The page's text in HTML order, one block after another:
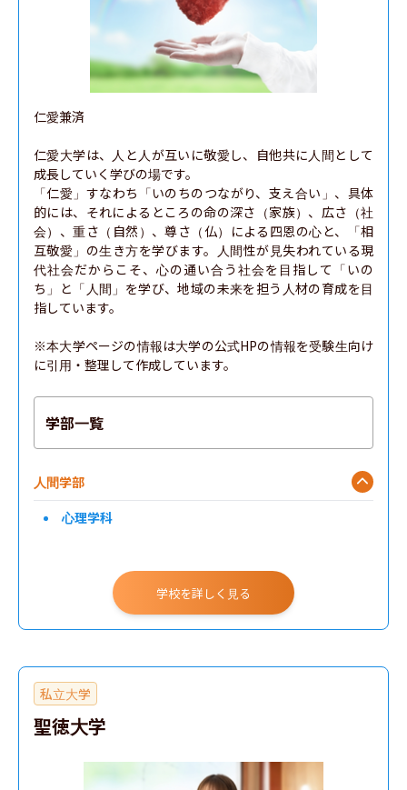
仁愛兼済
仁愛大学は、人と人が互いに敬愛し、自他共に人間として
成長していく学びの場です。
「仁愛」すなわち「いのちのつながり、支え合い」、具体
的には、それによるところの命の深さ（家族）、広さ（社
会）、重さ（自然）、尊さ（仏）による四恩の心と、「相
互敬愛」の生き方を学びます。人間性が見失われている現
代社会だからこそ、心の通い合う社会を目指して「いの
ち」と「人間」を学び、地域の未来を担う人材の育成を目
指しています。
※本大学ページの情報は大学の公式HPの情報を受験生向け
に引用・整理して作成しています。
学部一覧
人間学部
心理学科
学校を詳しく見る
私立大学
聖徳大学